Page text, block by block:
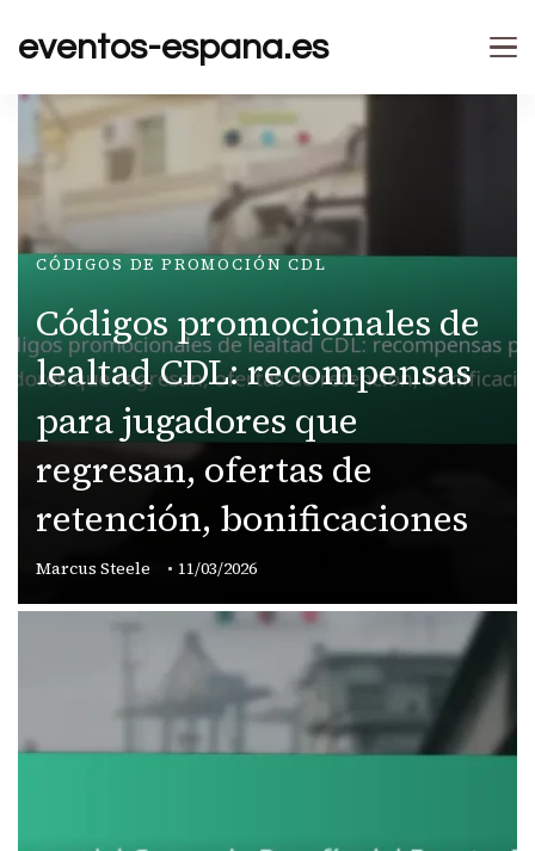
eventos-espana.es
CÓDIGOS DE PROMOCIÓN CDL
Códigos promocionales de
lealtad CDL: recompensas
para jugadores que
regresan, ofertas de
retención, bonificaciones
Marcus Steele 11/03/2026